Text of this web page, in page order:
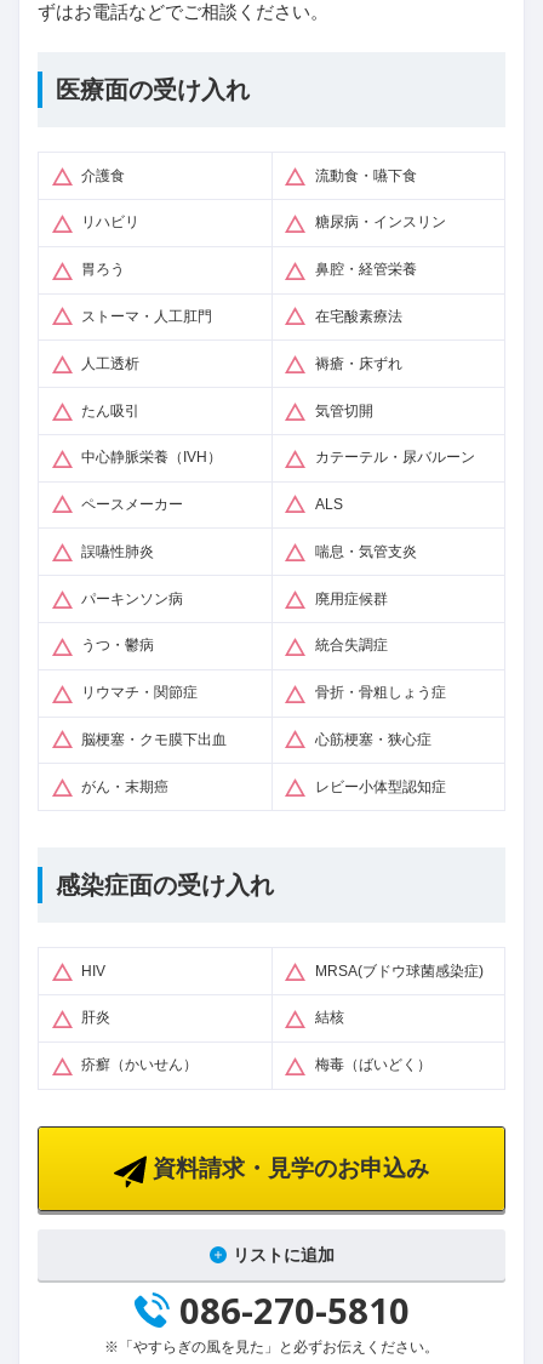
ずはお電話などでご相談ください。
医療面の受け入れ
介護食 流動食・嚥下食
リハビリ 糖尿病・インスリン
胃ろう 鼻腔・経管栄養
ストーマ・人工肛門 在宅酸素療法
人工透析 褥瘡・床ずれ
たん吸引 気管切開
中心静脈栄養（IVH） カテーテル・尿バルーン
ペースメーカー ALS
誤嚥性肺炎 喘息・気管支炎
パーキンソン病 廃用症候群
うつ・鬱病 統合失調症
リウマチ・関節症 骨折・骨粗しょう症
脳梗塞・クモ膜下出血 心筋梗塞・狭心症
がん・末期癌 レビー小体型認知症
感染症面の受け入れ
HIV MRSA(ブドウ球菌感染症)
肝炎 結核
疥癬（かいせん） 梅毒（ばいどく）
資料請求・見学のお申込み
リストに追加
086-270-5810
※「やすらぎの風を見た」と必ずお伝えください。